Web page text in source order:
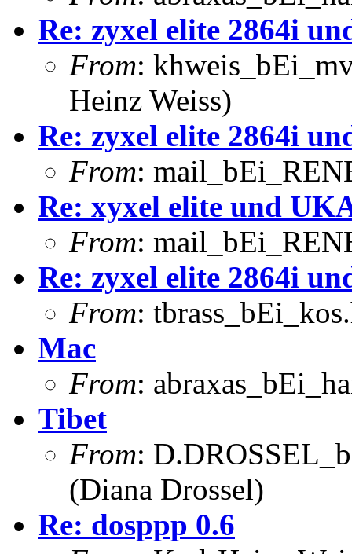
Re: zyxel elite 2864i
From:
Heinz Weiss)
Re: zyxel elite 2864i
From:
Re: xyxel elite und
From:
Re: zyxel elite 2864i
From:
Mac
From:
Tibet
From:
(Diana Drossel)
Re: dosppp 0.6